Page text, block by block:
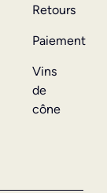
Retours
Paiement
Vins
de
cône